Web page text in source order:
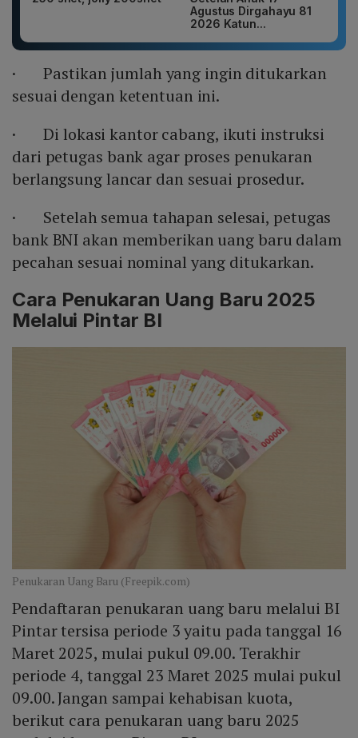
Agustus Dirgahayu 81
2026 Katun...
· Pastikan jumlah yang ingin ditukarkan
sesuai dengan ketentuan ini.
· Di lokasi kantor cabang, ikuti instruksi
dari petugas bank agar proses penukaran
berlangsung lancar dan sesuai prosedur.
· Setelah semua tahapan selesai, petugas
bank BNI akan memberikan uang baru dalam
pecahan sesuai nominal yang ditukarkan.
Cara Penukaran Uang Baru 2025
Melalui Pintar BI
Penukaran Uang Baru (Freepik.com)
Pendaftaran penukaran uang baru melalui BI
Pintar tersisa periode 3 yaitu pada tanggal 16
Maret 2025, mulai pukul 09.00. Terakhir
periode 4, tanggal 23 Maret 2025 mulai pukul
09.00. Jangan sampai kehabisan kuota,
berikut cara penukaran uang baru 2025